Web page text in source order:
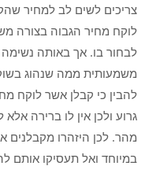
צריכים לשים לב למחיר
לוקח מחיר הגבוה בצורה
לבחור בו. אך באותה נשימה
משמעותית ממה שנהוג
להבין כי קבלן אשר לוקח
גרוע ולכן אין לו ברירה
מהר. לכן היזהרו מקבלנים
במיוחד ואל תעסיקו אותם